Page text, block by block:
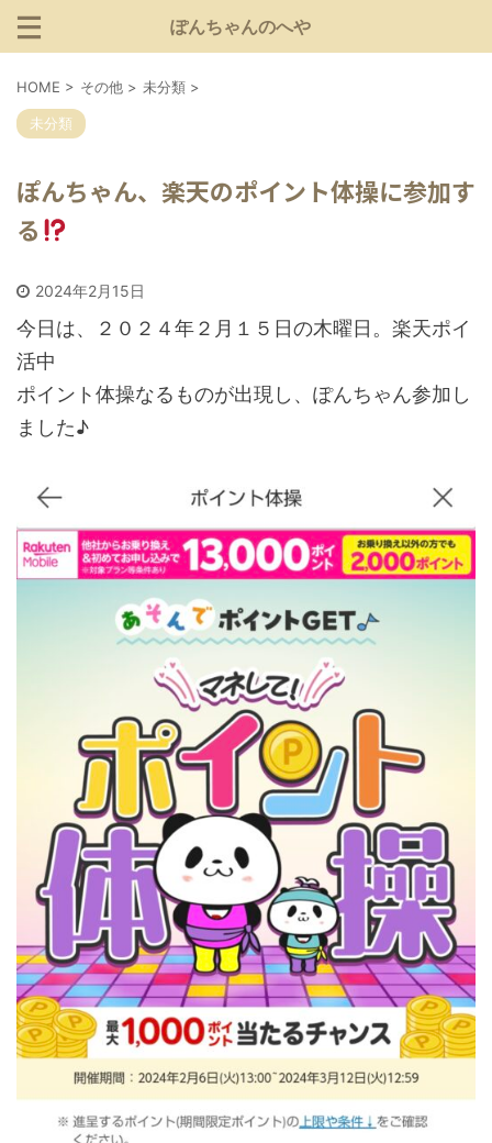
ぽんちゃんのへや
HOME > その他 > 未分類 >
未分類
ぽんちゃん、楽天のポイント体操に参加す
る
2024年2月15日
今日は、２０２４年２月１５日の木曜日。楽天ポイ
活中
ポイント体操なるものが出現し、ぽんちゃん参加し
ました♪